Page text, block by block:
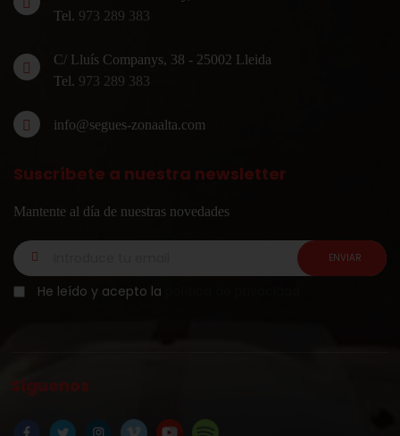
Tel. 973 289 383
C/ Lluís Companys, 38 - 25002 Lleida
Tel. 973 289 383
info@segues-zonaalta.com
Suscríbete a nuestra newsletter
Mantente al día de nuestras novedades
He leído y acepto la
Síguenos